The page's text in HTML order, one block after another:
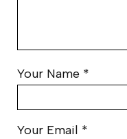
Your Name *
Your Email *